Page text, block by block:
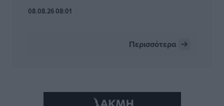
08.08.26 08:01
Περισσότερα